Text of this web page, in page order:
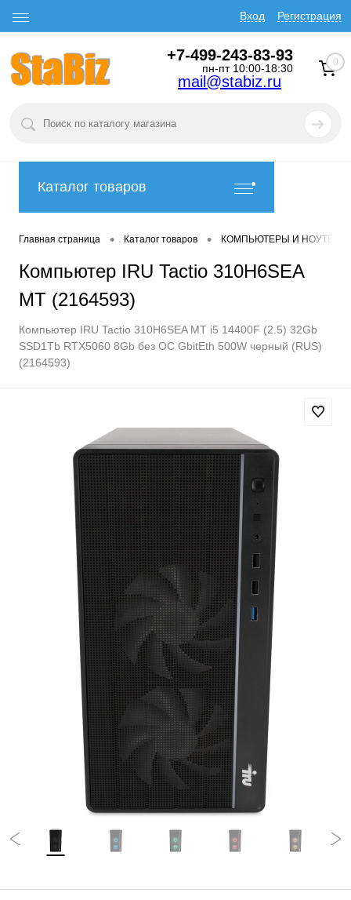
Вход Регистрация
+7-499-243-83-93
пн-пт 10:00-18:30
mail@stabiz.ru
0
Каталог товаров
Главная страница • Каталог товаров • КОМПЬЮТЕРЫ И
Компьютер IRU Tactio 310H6SEA
MT (2164593)
Компьютер IRU Tactio 310H6SEA MT i5 14400F (2.5) 32Gb
SSD1Tb RTX5060 8Gb без ОС GbitEth 500W черный (RUS)
(2164593)